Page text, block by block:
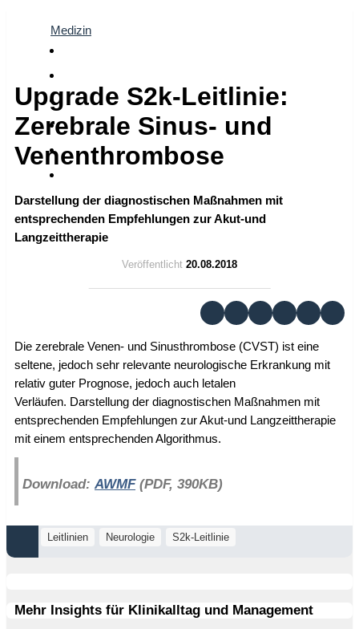
Medizin
Upgrade S2k-Leitlinie:
Zerebrale Sinus- und
Venenthrombose
Darstellung der diagnostischen Maßnahmen mit
entsprechenden Empfehlungen zur Akut-und
Langzeittherapie
Veröffentlicht 20.08.2018
Die zerebrale Venen- und Sinusthrombose (CVST) ist eine
seltene, jedoch sehr relevante neurologische Erkrankung mit
relativ guter Prognose, jedoch auch letalen
Verläufen. Darstellung der diagnostischen Maßnahmen mit
entsprechenden Empfehlungen zur Akut-und Langzeittherapie
mit einem entsprechenden Algorithmus.
Download: AWMF(PDF, 390KB)
Leitlinien Neurologie S2k-Leitlinie
Mehr Insights für Klinikalltag und Management